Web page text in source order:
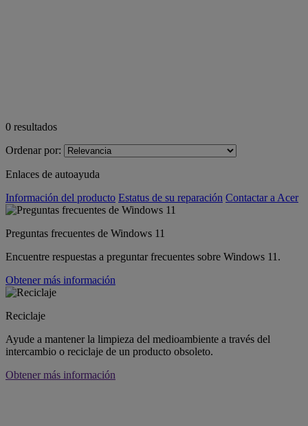
0 resultados
Ordenar por:
Enlaces de autoayuda
Información del producto Estatus de su reparación Contactar a Acer
Preguntas frecuentes de Windows 11
Encuentre respuestas a preguntar frecuentes sobre Windows 11.
Obtener más información
Reciclaje
Ayude a mantener la limpieza del medioambiente a través del
intercambio o reciclaje de un producto obsoleto.
Obtener más información